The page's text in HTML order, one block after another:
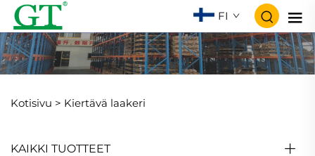
FI
Kotisivu > Kiertävä laakeri
KAIKKI TUOTTEET